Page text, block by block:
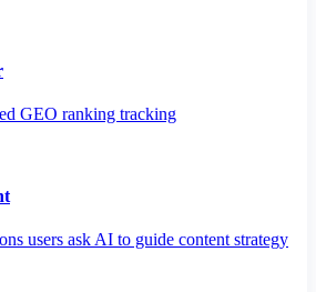
GEO ranking tracking
users ask AI to guide content strategy